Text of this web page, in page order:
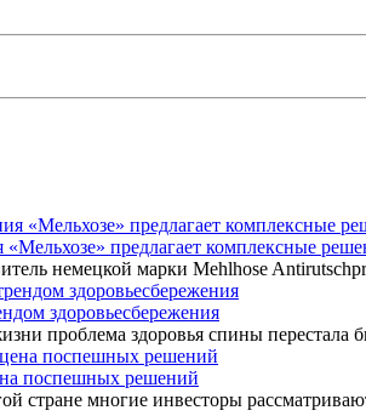
предлагает комплексные
немецкой марки Mehlhose
здоровьесбережения
проблема здоровья спины перестала
поспешных решений
стране многие инвесторы